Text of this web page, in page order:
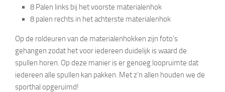
8 Palen links bij het voorste materialenhok
8 palen rechts in het achterste materialenhok
Op de roldeuren van de materialenhokken zijn foto’s
gehangen zodat het voor iedereen duidelijk is waard de
spullen horen. Op deze manier is er genoeg loopruimte dat
iedereen alle spullen kan pakken. Met z’n allen houden we de
sporthal opgeruimd!